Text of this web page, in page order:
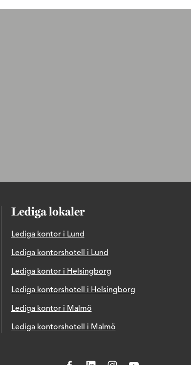
Lediga lokaler
Lediga kontor i Lund
Lediga kontorshotell i Lund
Lediga kontor i Helsingborg
Lediga kontorshotell i Helsingborg
Lediga kontor i Malmö
Lediga kontorshotell i Malmö